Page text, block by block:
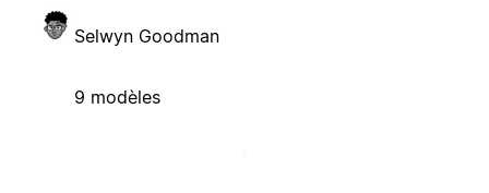
Selwyn Goodman
9 modèles